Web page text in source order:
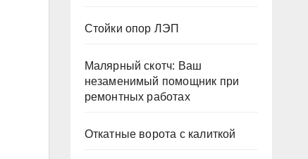
Стойки опор ЛЭП
Малярный скотч: Ваш
незаменимый помощник при
ремонтных работах
Откатные ворота с калиткой